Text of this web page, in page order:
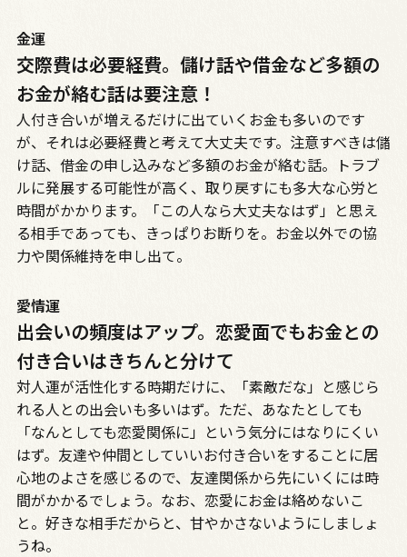
金運
交際費は必要経費。儲け話や借金など多額の
お金が絡む話は要注意！
人付き合いが増えるだけに出ていくお金も多いのです
が、それは必要経費と考えて大丈夫です。注意すべきは儲
け話、借金の申し込みなど多額のお金が絡む話。トラブ
ルに発展する可能性が高く、取り戻すにも多大な心労と
時間がかかります。「この人なら大丈夫なはず」と思え
る相手であっても、きっぱりお断りを。お金以外での協
力や関係維持を申し出て。
愛情運
出会いの頻度はアップ。恋愛面でもお金との
付き合いはきちんと分けて
対人運が活性化する時期だけに、「素敵だな」と感じら
れる人との出会いも多いはず。ただ、あなたとしても
「なんとしても恋愛関係に」という気分にはなりにくい
はず。友達や仲間としていいお付き合いをすることに居
心地のよさを感じるので、友達関係から先にいくには時
間がかかるでしょう。なお、恋愛にお金は絡めないこ
と。好きな相手だからと、甘やかさないようにしましょ
うね。